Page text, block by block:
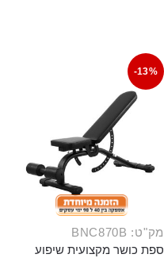
-13%
מק"ט: BNC870B
ספת כושר מקצועית שיפוע